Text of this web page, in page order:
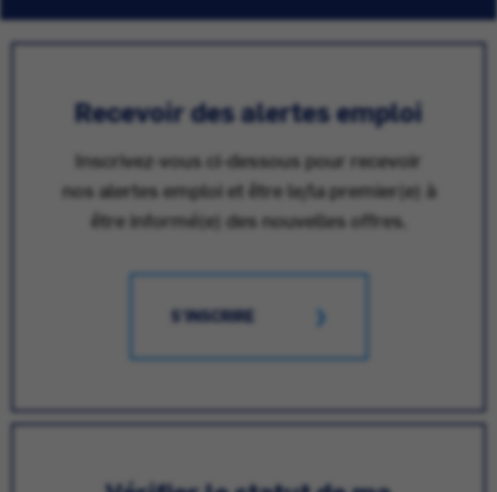
Recevoir des alertes emploi
Inscrivez-vous ci-dessous pour recevoir
nos alertes emploi et être le/la premier(e) à
être informé(e) des nouvelles offres.
S'INSCRIRE